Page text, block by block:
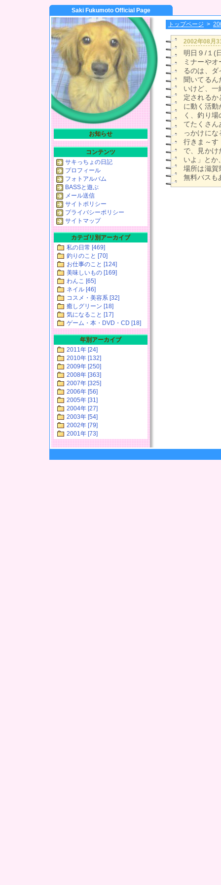
Saki Fukumoto Official Page
トップページ >
2002年08月
明日９/１(
ミナーや
るのは、
聞いてるん
いけど、一
定されるか
に動く活動
く、釣り
てたくさん
っかけに
行きま～す
で、見かけ
いよ」とか
場所は滋賀
無料バスも
お知らせ
コンテンツ
サキっちょの日記
プロフィール
フォトアルバム
BASSと遊ぶ
メール送信
サイトポリシー
プライバシーポリシー
サイトマップ
カテゴリ別アーカイブ
私の日常 [469]
釣りのこと [70]
お仕事のこと [124]
美味しいもの [169]
わんこ [65]
ネイル [46]
コスメ・美容系 [32]
癒しグリーン [18]
気になること [17]
ゲーム・本・DVD・CD [18]
年別アーカイブ
2011年 [24]
2010年 [132]
2009年 [250]
2008年 [363]
2007年 [325]
2006年 [56]
2005年 [31]
2004年 [27]
2003年 [54]
2002年 [79]
2001年 [73]